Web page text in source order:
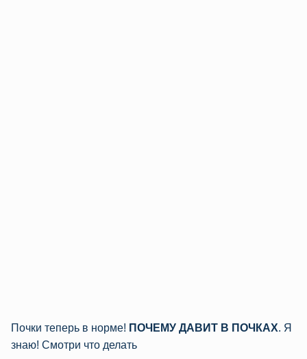
Почки теперь в норме! ПОЧЕМУ ДАВИТ В ПОЧКАХ. Я
знаю! Смотри что делать